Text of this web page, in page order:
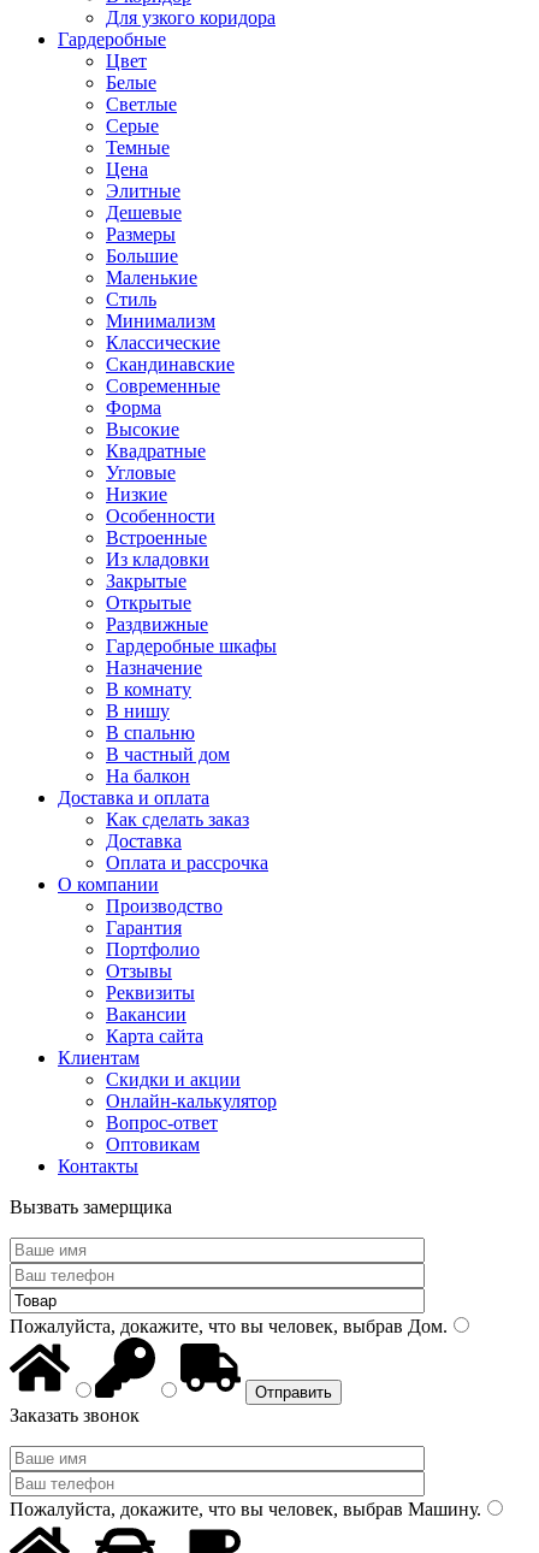
Для узкого коридора
Гардеробные
Цвет
Белые
Светлые
Серые
Темные
Цена
Элитные
Дешевые
Размеры
Большие
Маленькие
Стиль
Минимализм
Классические
Скандинавские
Современные
Форма
Высокие
Квадратные
Угловые
Низкие
Особенности
Встроенные
Из кладовки
Закрытые
Открытые
Раздвижные
Гардеробные шкафы
Назначение
В комнату
В нишу
В спальню
В частный дом
На балкон
Доставка и оплата
Как сделать заказ
Доставка
Оплата и рассрочка
О компании
Производство
Гарантия
Портфолио
Отзывы
Реквизиты
Вакансии
Карта сайта
Клиентам
Скидки и акции
Онлайн-калькулятор
Вопрос-ответ
Оптовикам
Контакты
Вызвать замерщика
Пожалуйста, докажите, что вы человек, выбрав Дом.
Заказать звонок
Пожалуйста, докажите, что вы человек, выбрав Машину.